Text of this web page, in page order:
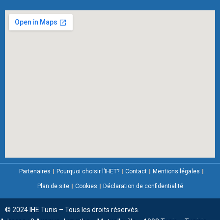
Partenaires Pourquoi choisir l’IHET? Contact Mentions légales
Plan de site Cookies Déclaration de confidentialité
© 2024 IHE Tunis – Tous les droits réservés.